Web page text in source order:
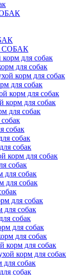
для собак
для собак
корм для собак
для собак
корм для собак
корм для собак
для собак
собак
собак
собак
для собак
собак
собак
для собак
для собак
для собак
собак
для собак
для собак
для собак
корм для собак
собак
собак